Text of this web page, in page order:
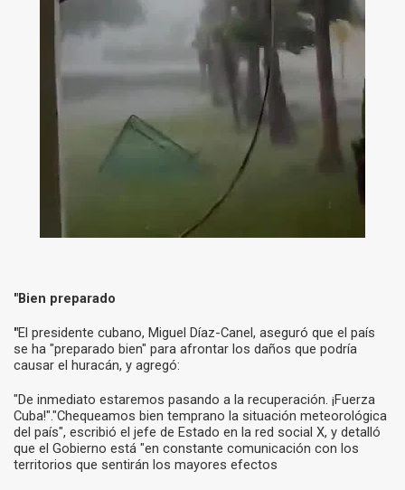
"Bien preparado
"El presidente cubano, Miguel Díaz-Canel, aseguró que el país
se ha "preparado bien" para afrontar los daños que podría
causar el huracán, y agregó:
"De inmediato estaremos pasando a la recuperación. ¡Fuerza
Cuba!"."Chequeamos bien temprano la situación meteorológica
del país", escribió el jefe de Estado en la red social X, y detalló
que el Gobierno está "en constante comunicación con los
territorios que sentirán los mayores efectos